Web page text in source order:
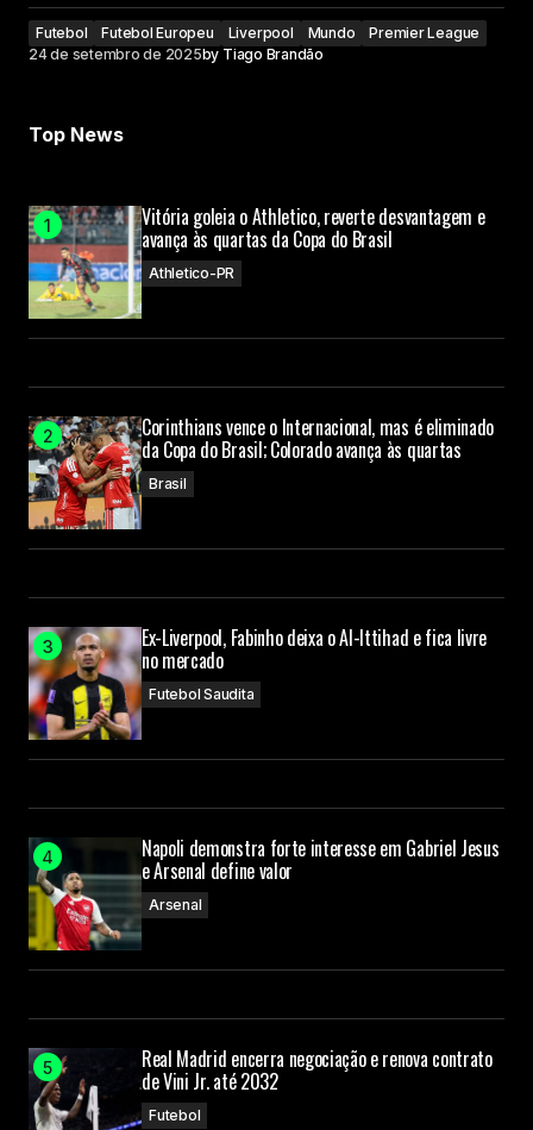
Futebol Futebol Europeu Liverpool Mundo
Premier League
24 de setembro de 2025by Tiago Brandão
Top News
Vitória goleia o Athletico, reverte desvantagem e
avança às quartas da Copa do Brasil
Athletico-PR
Corinthians vence o Internacional, mas é eliminado
da Copa do Brasil; Colorado avança às quartas
Brasil
Ex-Liverpool, Fabinho deixa o Al-Ittihad e fica livre
no mercado
Futebol Saudita
Napoli demonstra forte interesse em Gabriel Jesus
e Arsenal define valor
Arsenal
Real Madrid encerra negociação e renova contrato
de Vini Jr. até 2032
Futebol